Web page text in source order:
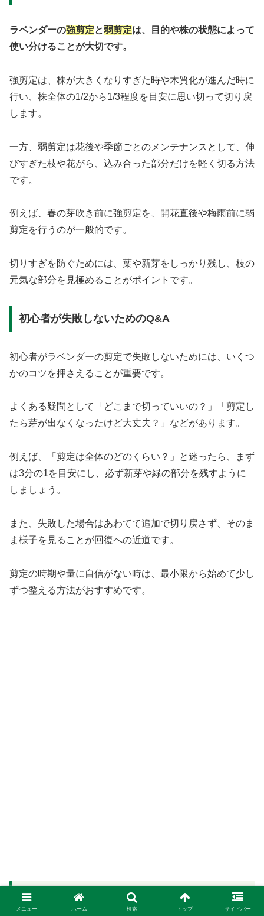
ラベンダーの強剪定と弱剪定は、目的や株の状態によって
使い分けることが大切です。
強剪定は、株が大きくなりすぎた時や木質化が進んだ時に
行い、株全体の1/2から1/3程度を目安に思い切って切り戻
します。
一方、弱剪定は花後や季節ごとのメンテナンスとして、伸
びすぎた枝や花がら、込み合った部分だけを軽く切る方法
です。
例えば、春の芽吹き前に強剪定を、開花直後や梅雨前に弱
剪定を行うのが一般的です。
切りすぎを防ぐためには、葉や新芽をしっかり残し、枝の
元気な部分を見極めることがポイントです。
初心者が失敗しないためのQ&A
初心者がラベンダーの剪定で失敗しないためには、いくつ
かのコツを押さえることが重要です。
よくある疑問として「どこまで切っていいの？」「剪定し
たら芽が出なくなったけど大丈夫？」などがあります。
例えば、「剪定は全体のどのくらい？」と迷ったら、まず
は3分の1を目安にし、必ず新芽や緑の部分を残すように
しましょう。
また、失敗した場合はあわてて追加で切り戻さず、そのま
ま様子を見ることが回復への近道です。
剪定の時期や量に自信がない時は、最小限から始めて少し
ずつ整える方法がおすすめです。
剪定後のラベンダーの楽しみ方とリカバ
リー活用術
メニュー ホーム 検索 トップ サイドバー